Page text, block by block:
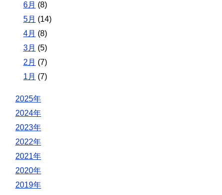
6月 (8)
5月 (14)
4月 (8)
3月 (5)
2月 (7)
1月 (7)
2025年
2024年
2023年
2022年
2021年
2020年
2019年